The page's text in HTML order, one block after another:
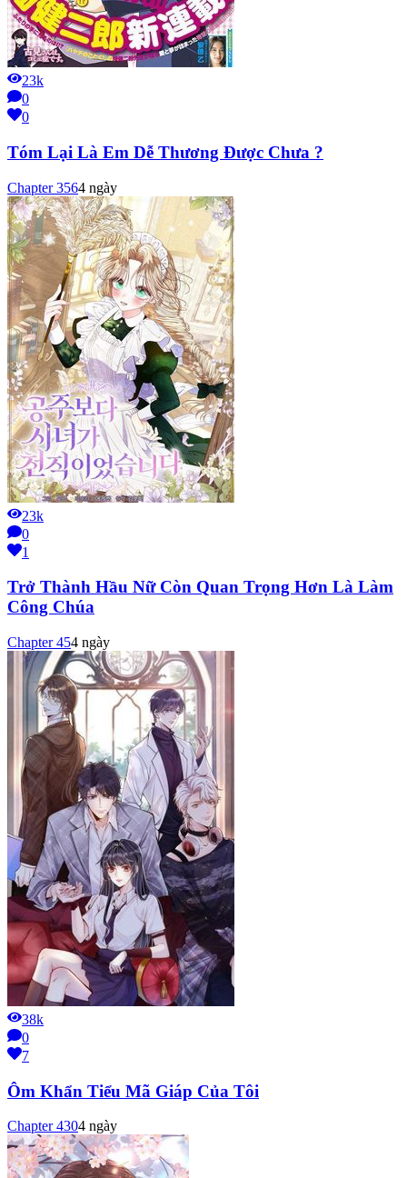
23k
0
0
Tóm Lại Là Em Dễ Thương Được Chưa ?
Chapter3564 ngày
23k
0
1
Trở Thành Hầu Nữ Còn Quan Trọng Hơn Là Làm
Công Chúa
Chapter454 ngày
38k
0
7
Ôm Khẩn Tiểu Mã Giáp Của Tôi
Chapter4304 ngày